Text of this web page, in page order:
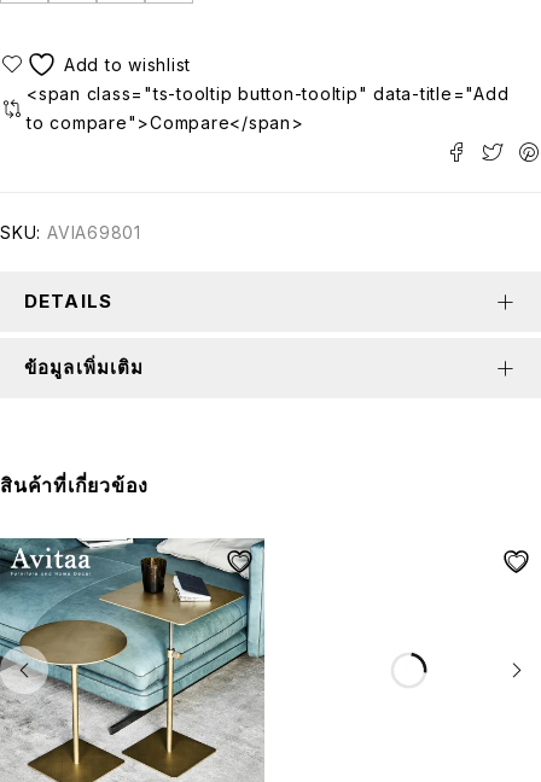
<span class="ts-tooltip button-tooltip" data-title="Add
to compare">Compare</span>
SKU: AVIA69801
DETAILS
ข้อมูลเพิ่มเติม
สินค้าที่เกี่ยวข้อง